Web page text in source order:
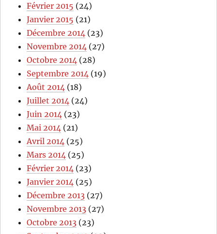
Février 2015 (24)
Janvier 2015 (21)
Décembre 2014 (23)
Novembre 2014 (27)
Octobre 2014 (28)
Septembre 2014 (19)
Août 2014 (18)
Juillet 2014 (24)
Juin 2014 (23)
Mai 2014 (21)
Avril 2014 (25)
Mars 2014 (25)
Février 2014 (23)
Janvier 2014 (25)
Décembre 2013 (27)
Novembre 2013 (27)
Octobre 2013 (23)